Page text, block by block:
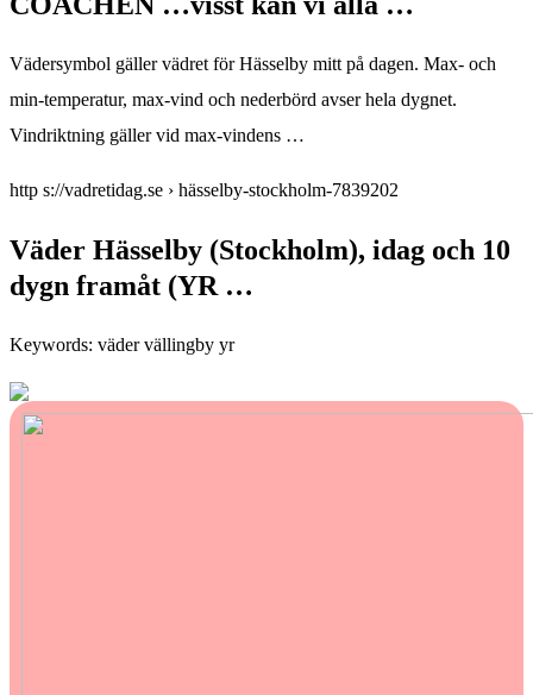
Vädersymbol gäller vädret för Hässelby mitt på dagen. Max- och
min-temperatur, max-vind och nederbörd avser hela dygnet.
Vindriktning gäller vid max-vindens …
http s://vadretidag.se › hässelby-stockholm-7839202
Väder Hässelby (Stockholm), idag och 10
dygn framåt (YR …
Keywords: väder vällingby yr